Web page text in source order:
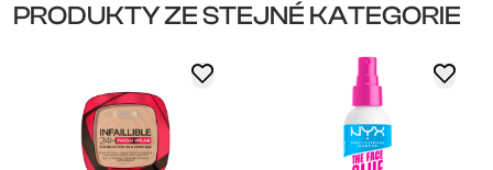
PRODUKTY ZE STEJNÉ KATEGORIE